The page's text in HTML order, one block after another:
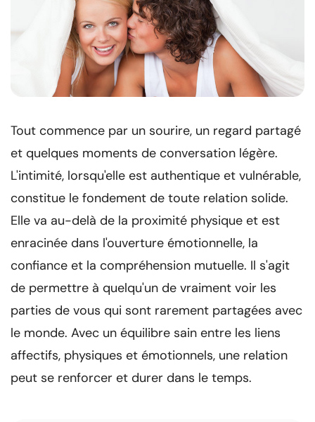
© Copyright 2026. Tous droits réservés.
Tout commence par un sourire, un regard partagé
et quelques moments de conversation légère.
L'intimité, lorsqu'elle est authentique et vulnérable,
constitue le fondement de toute relation solide.
Elle va au-delà de la proximité physique et est
enracinée dans l'ouverture émotionnelle, la
confiance et la compréhension mutuelle. Il s'agit
de permettre à quelqu'un de vraiment voir les
parties de vous qui sont rarement partagées avec
le monde. Avec un équilibre sain entre les liens
affectifs, physiques et émotionnels, une relation
peut se renforcer et durer dans le temps.